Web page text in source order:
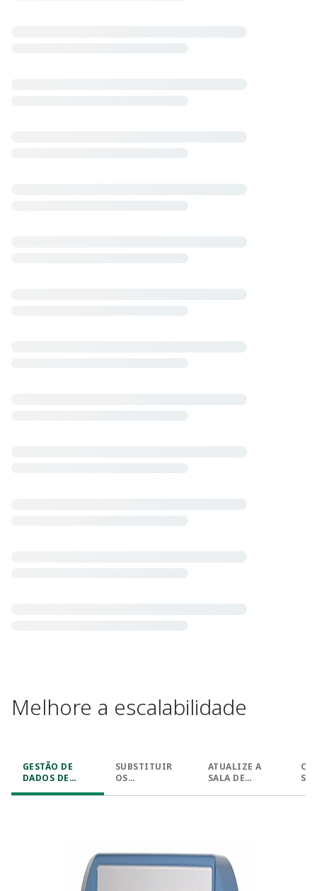
Melhore a escalabilidade​
GESTÃO DE
DADOS DE
SUBSTITUIR
OS
ATUALIZE A
SALA DE